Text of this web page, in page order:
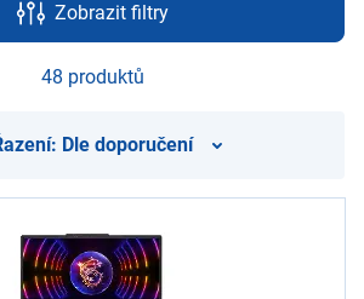
Zobrazit filtry
48 produktů
Dle doporučení